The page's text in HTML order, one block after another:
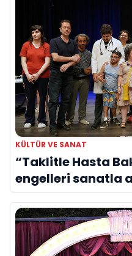
KÜLTÜR VE SANAT
“Taklitle Hasta
engelleri sanatla